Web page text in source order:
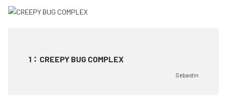
1 ： CREEPY BUG COMPLEX
Sebastin